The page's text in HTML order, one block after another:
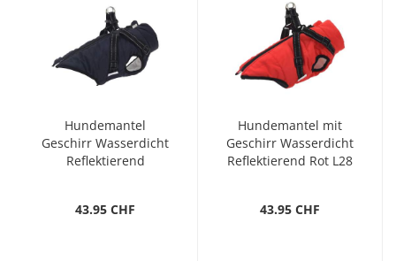
Hundemantel
Geschirr Wasserdicht
Reflektierend
43.95 CHF
Hundemantel mit
Geschirr Wasserdicht
Reflektierend Rot L28
43.95 CHF